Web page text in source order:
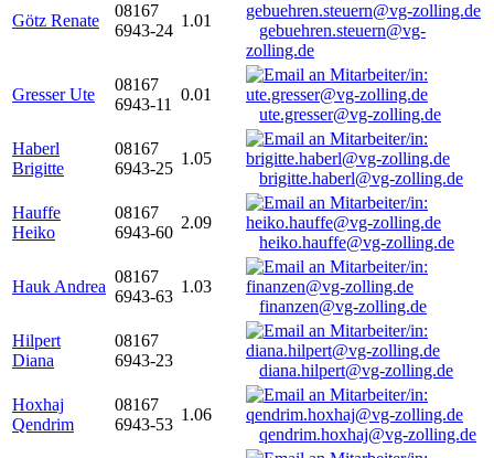
Götz Renate
08167
6943-24
1.01
gebuehren.steuern@vg-
zolling.de
Gresser Ute
08167
6943-11
0.01
ute.gresser@vg-zolling.de
Haberl
Brigitte
08167
6943-25
1.05
brigitte.haberl@vg-zolling.de
Hauffe
Heiko
08167
6943-60
2.09
heiko.hauffe@vg-zolling.de
Hauk Andrea
08167
6943-63
1.03
finanzen@vg-zolling.de
Hilpert
Diana
08167
6943-23
diana.hilpert@vg-zolling.de
Hoxhaj
Qendrim
08167
6943-53
1.06
qendrim.hoxhaj@vg-zolling.de